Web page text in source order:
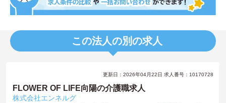
この法人の別の求人
更新日：2026年04月22日 求人番号：10170728
FLOWER OF LIFE向陽の介護職求人
株式会社エンネルグ